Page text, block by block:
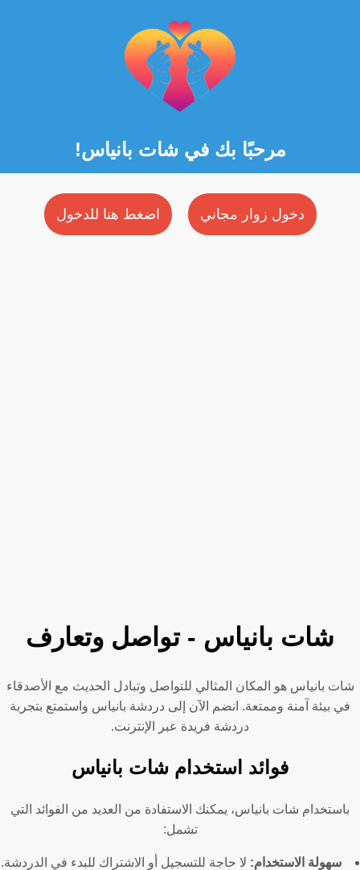
مرحبًا بك في شات بانياس!
دخول زوار مجاني اضغط هنا للدخول
شات بانياس - تواصل وتعارف
شات بانياس هو المكان المثالي للتواصل وتبادل الحديث مع الأصدقاء
في بيئة آمنة وممتعة. انضم الآن إلى دردشة بانياس واستمتع بتجربة
دردشة فريدة عبر الإنترنت.
فوائد استخدام شات بانياس
باستخدام شات بانياس، يمكنك الاستفادة من العديد من الفوائد التي
تشمل:
سهولة الاستخدام: لا حاجة للتسجيل أو الاشتراك للبدء في الدردشة.